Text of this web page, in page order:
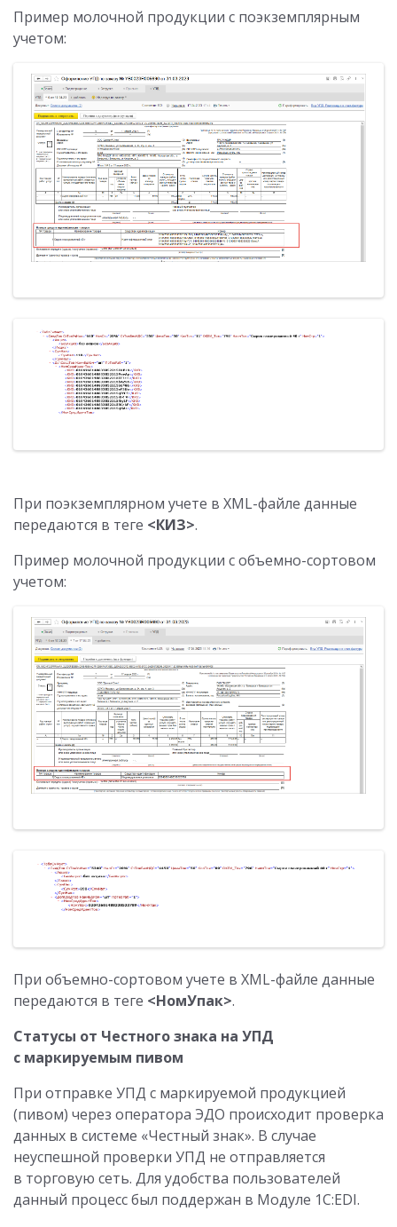
Пример молочной продукции с поэкземплярным
учетом:
При поэкземплярном учете в XML-файле данные
передаются в теге <КИЗ>.
Пример молочной продукции с объемно-сортовом
учетом:
При объемно-сортовом учете в XML-файле данные
передаются в теге <НомУпак>.
Статусы от Честного знака на УПД
с маркируемым пивом
При отправке УПД с маркируемой продукцией
(пивом) через оператора ЭДО происходит проверка
данных в системе «Честный знак». В случае
неуспешной проверки УПД не отправляется
в торговую сеть. Для удобства пользователей
данный процесс был поддержан в Модуле 1C:EDI.